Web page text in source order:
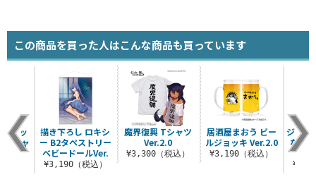
この商品を買った人はこんな商品も買っています
魔界復興 Tシャツ
Ver.2.0
¥3,300（税込）
居酒屋まおう ビー
ルジョッキ Ver.2.0
¥3,190（税込）
ジャヒ
ない
（ナ
ビッ
Tシャ
描き下ろし ロキシ
ー B2タペストリー
ベビードールVer.
¥3,190（税込）